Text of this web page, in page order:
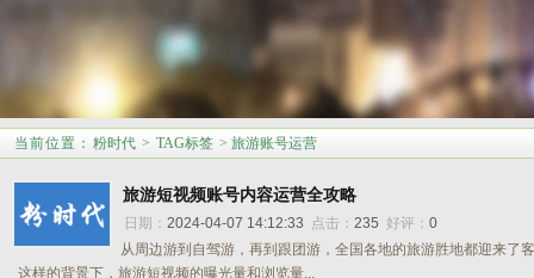
当前位置 ： 粉时代 > TAG标签 > 旅游账号运营
旅游短视频账号内容运营全攻略
日期： 2024-04-07 14:12:33 点击： 235 好评： 0
从周边游到自驾游，再到跟团游，全国各地的旅游胜地都迎来了
这样的背景下，旅游短视频的曝光量和浏览量...